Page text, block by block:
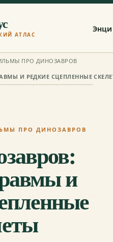
АТЛАС
ПРО ДИНОЗАВРОВ
И РЕДКИЕ СЦЕПЛЕННЫЕ
ПРО ДИНОЗАВРОВ
и